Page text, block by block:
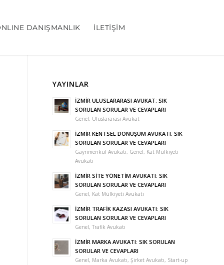
DANIŞMANLIK İLETIŞIM
YAYINLAR
İZMİR ULUSLARARASI AVUKAT: SIK
SORULAN SORULAR VE CEVAPLARI
Genel, Uluslararası Avukat
İZMİR KENTSEL DÖNÜŞÜM AVUKATI: SIK
SORULAN SORULAR VE CEVAPLARI
Gayrimenkul Avukatı, Genel, Kat Mülkiyeti
Avukatı
İZMİR SİTE YÖNETİM AVUKATI: SIK
SORULAN SORULAR VE CEVAPLARI
Genel, Kat Mülkiyeti Avukatı
İZMİR TRAFİK KAZASI AVUKATI: SIK
SORULAN SORULAR VE CEVAPLARI
Genel,Trafik Avukatı
İZMİR MARKA AVUKATI: SIK SORULAN
SORULAR VE CEVAPLARI
Genel, Marka Avukatı,Şirket Avukatı, Start-up